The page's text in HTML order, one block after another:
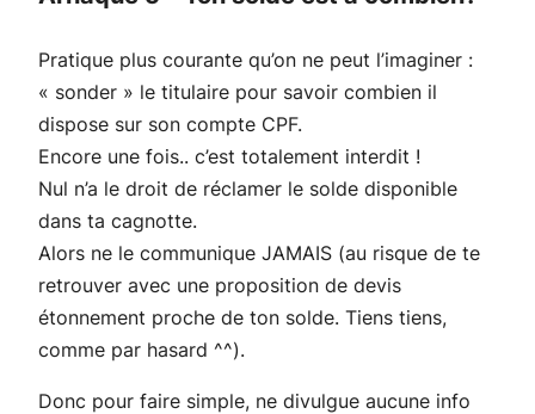
Pratique plus courante qu’on ne peut l’imaginer :
« sonder » le titulaire pour savoir combien il
dispose sur son compte CPF.
Encore une fois.. c’est totalement interdit !
Nul n’a le droit de réclamer le solde disponible
dans ta cagnotte.
Alors ne le communique JAMAIS (au risque de te
retrouver avec une proposition de devis
étonnement proche de ton solde. Tiens tiens,
comme par hasard ^^).
Donc pour faire simple, ne divulgue aucune info